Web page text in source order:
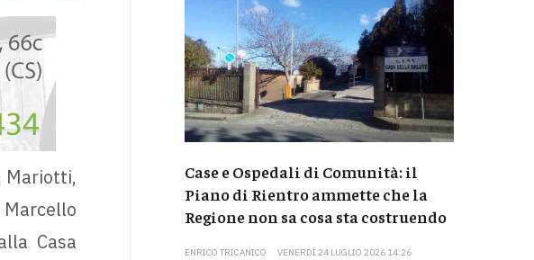
Mariotti,
Casa
Case e Ospedali di Comunità: il
Piano di Rientro ammette che la
Regione non sa cosa sta costruendo
ENRICO TRICANICO VENERDÌ 24 LUGLIO 2026 14:26